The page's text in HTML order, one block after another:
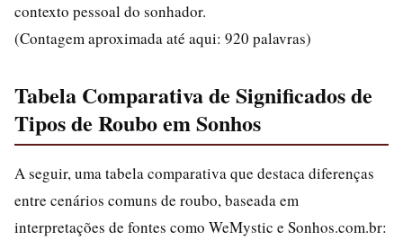
contexto pessoal do sonhador.
(Contagem aproximada até aqui: 920 palavras)
Tabela Comparativa de Significados de
Tipos de Roubo em Sonhos
A seguir, uma tabela comparativa que destaca diferenças
entre cenários comuns de roubo, baseada em
interpretações de fontes como WeMystic e Sonhos.com.br: